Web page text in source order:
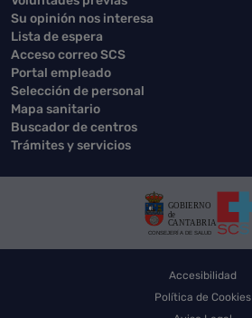
Su opinión nos interesa
Lista de espera
Acceso correo SCS
Portal empleado
Selección de personal
Mapa sanitario
Buscador de centros
Trámites y servicios
Accesibilidad
Política de Cookies